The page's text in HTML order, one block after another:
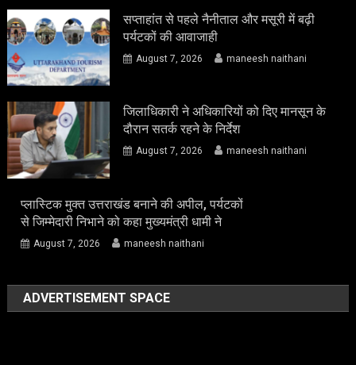
सप्ताहांत से पहले नैनीताल और मसूरी में बढ़ी
पर्यटकों की आवाजाही
August 7, 2026 maneesh naithani
जिलाधिकारी ने अधिकारियों को दिए मानसून के
दौरान सतर्क रहने के निर्देश
August 7, 2026 maneesh naithani
प्लास्टिक मुक्त उत्तराखंड बनाने की अपील, पर्यटकों
से जिम्मेदारी निभाने को कहा मुख्यमंत्री धामी ने
August 7, 2026 maneesh naithani
ADVERTISEMENT SPACE